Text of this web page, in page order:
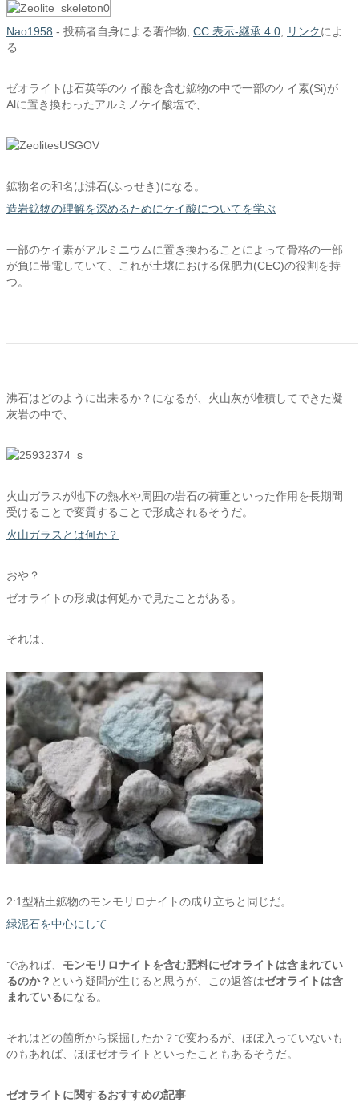
Nao1958 - 投稿者自身による著作物 CC 表示-継承 4.0 リンクによ
る
ゼオライトは石英等のケイ酸を含む鉱物の中で一部のケイ素(Si)が
Alに置き換わったアルミノケイ酸塩で、
鉱物名の和名は沸石(ふっせき)になる。
造岩鉱物の理解を深めるためにケイ酸についてを学ぶ
一部のケイ素がアルミニウムに置き換わることによって骨格の一部
が負に帯電していて、これが土壌における保肥力(CEC)の役割を持
つ。
沸石はどのように出来るか？になるが、火山灰が堆積してできた凝
灰岩の中で、
火山ガラスが地下の熱水や周囲の岩石の荷重といった作用を長期間
受けることで変質することで形成されるそうだ。
火山ガラスとは何か？
おや？
ゼオライトの形成は何処かで見たことがある。
それは、
2:1型粘土鉱物のモンモリロナイトの成り立ちと同じだ。
緑泥石を中心にして
であれば、 モンモリロナイトを含む肥料にゼオライトは含まれてい
るのか？ という疑問が生じると思うが、この返答はゼオライトは含
まれているになる。
それはどの箇所から採掘したか？で変わるが、ほぼ入っていないも
のもあれば、ほぼゼオライトといったこともあるそうだ。
ゼオライトに関するおすすめの記事